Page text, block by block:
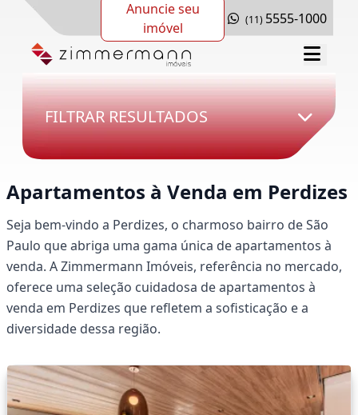
Anuncie seu
imóvel
(11) 5555-1000
FILTRAR RESULTADOS
Apartamentos à Venda em Perdizes
Seja bem-vindo a Perdizes, o charmoso bairro de São
Paulo que abriga uma gama única de apartamentos à
venda. A Zimmermann Imóveis, referência no mercado,
oferece uma seleção cuidadosa de apartamentos à
venda em Perdizes que refletem a sofisticação e a
diversidade dessa região.